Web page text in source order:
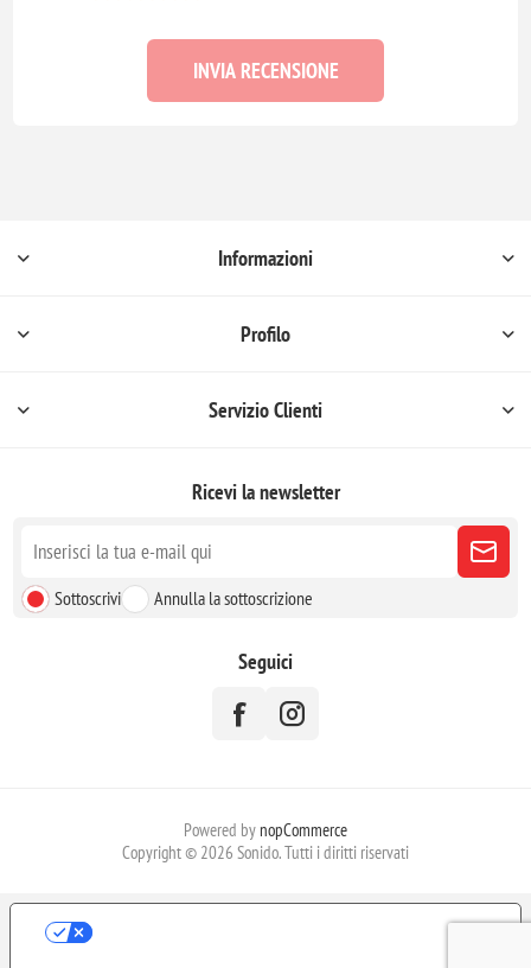
INVIA RECENSIONE
Informazioni
Profilo
Servizio Clienti
Ricevi la newsletter
Sottoscrivi Annulla la sottoscrizione
Seguici
Powered by nopCommerce
Copyright © 2026 Sonido. Tutti i diritti riservati
LE TUE PREFERENZE RELATIVE ALLA